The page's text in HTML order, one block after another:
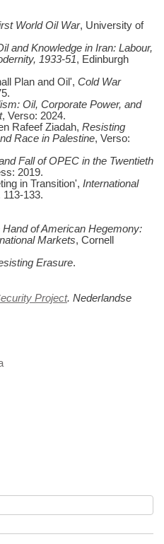
World Oil War, University of
and Knowledge in Iran: Labour,
1933-51, Edinburgh
Plan and Oil', Cold War
Oil, Corporate Power, and
, Verso: 2024.
Rafeef Ziadah, Resisting
Race in Palestine, Verso:
Fall of OPEC in the Twentieth
2019.
in Transition', International
113-133.
Hand of American Hegemony:
Markets, Cornell
Erasure.
Project. Nederlandse